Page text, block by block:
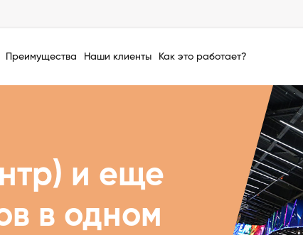
Преимущества Наши клиенты Как это работает?
и еще
в одном